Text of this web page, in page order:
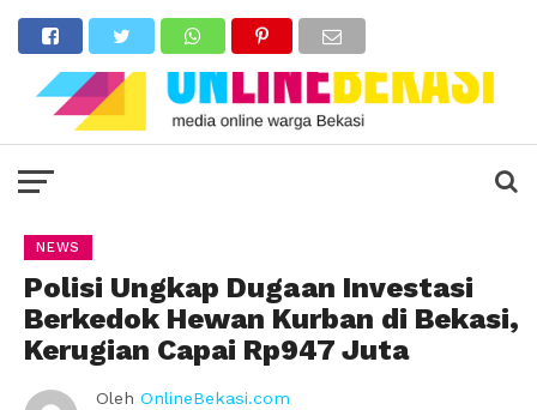
NEWS
Polisi Ungkap Dugaan Investasi
Berkedok Hewan Kurban di Bekasi,
Kerugian Capai Rp947 Juta
Oleh OnlineBekasi.com